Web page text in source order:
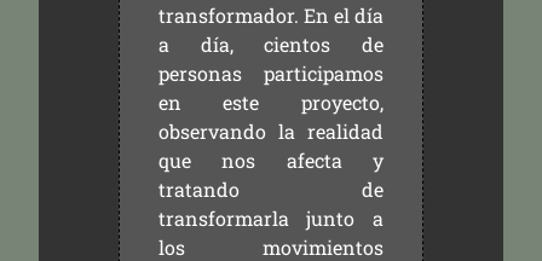
transformador. En el día
a día, cientos de
personas participamos
en este proyecto,
observando la realidad
que nos afecta y
tratando de
transformarla junto a
los movimientos